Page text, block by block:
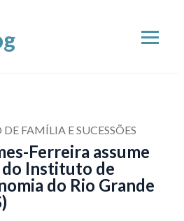
FAMÍLIA E SUCESSÕES
Ferreira assume
do Instituto de
do Rio Grande